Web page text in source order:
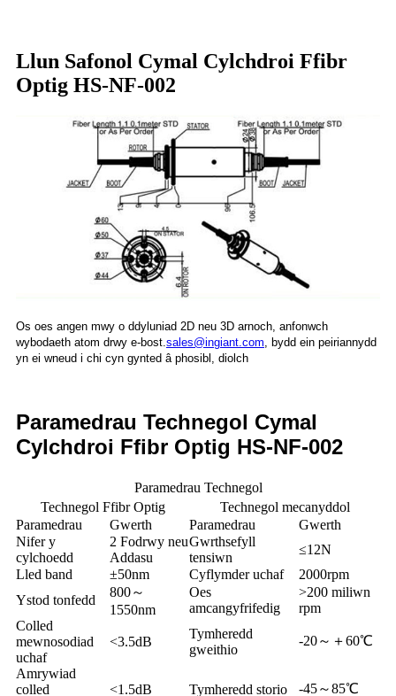
Llun Safonol Cymal Cylchdroi Ffibr
Optig HS-NF-002
Os oes angen mwy o ddyluniad 2D neu 3D arnoch, anfonwch
wybodaeth atom drwy e-bost.sales@ingiant.com, bydd ein peiriannydd
yn ei wneud i chi cyn gynted â phosibl, diolch
Paramedrau Technegol Cymal
Cylchdroi Ffibr Optig HS-NF-002
Paramedrau Technegol
Technegol Ffibr Optig
Technegol mecanyddol
Paramedrau
Gwerth Paramedrau
Gwerth
Nifer y
cylchoedd
2 Fodrwy neu
Addasu
Gwrthsefyll
tensiwn
≤12N
Lled band
±50nm Cyflymder uchaf
2000rpm
Ystod tonfedd
800～
1550nm
Oes
amcangyfrifedig
>200 miliwn
rpm
Colled
mewnosodiad
uchaf
<3.5dB
Tymheredd
gweithio
-20～＋60℃
Amrywiad
colled
<1.5dB Tymheredd storio -45～85℃